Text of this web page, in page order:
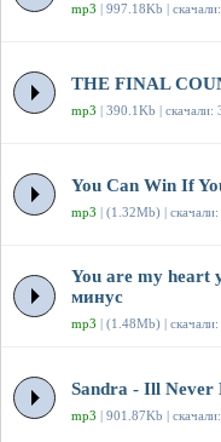
mp3 | 997.18Kb |
THE FINAL
mp3 | 390.1Kb | скачали:
You Can Win If
mp3 | (1.32Mb) |
You are my heart
минус
mp3 | (1.48Mb) |
Sandra - Ill Never
mp3 | 901.87Kb |